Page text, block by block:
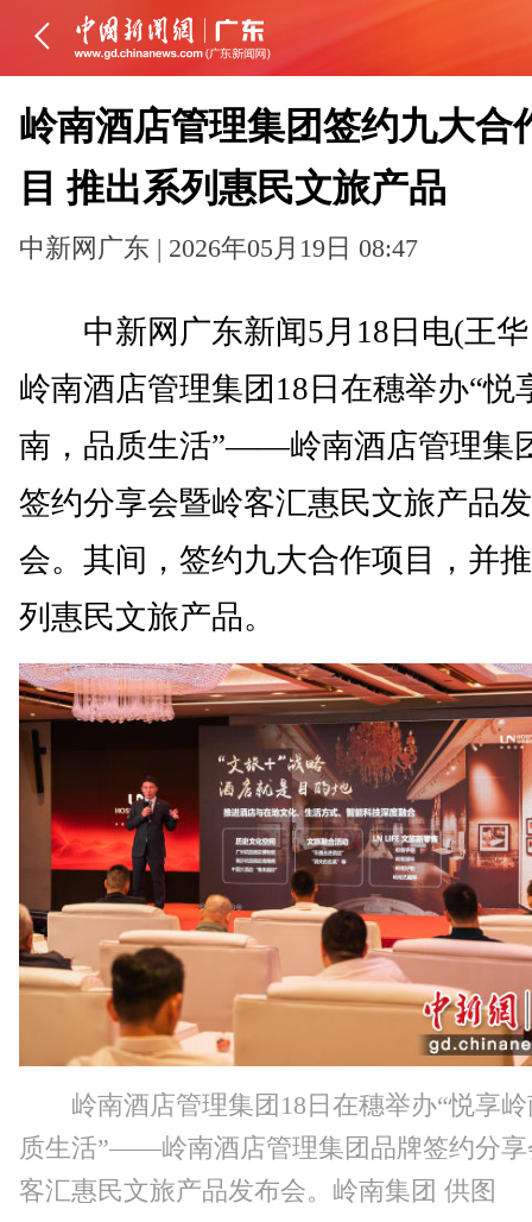
岭南酒店管理集团签约九大合
目 推出系列惠民文旅产品
中新网广东 | 2026年05月19日 08:47
中新网广东新闻5月18日电(王华
岭南酒店管理集团18日在穗举办“悦
南，品质生活”——岭南酒店管理集
签约分享会暨岭客汇惠民文旅产品
会。其间，签约九大合作项目，并
列惠民文旅产品。
岭南酒店管理集团18日在穗举办“悦享
质生活”——岭南酒店管理集团品牌签约分享
客汇惠民文旅产品发布会。岭南集团 供图